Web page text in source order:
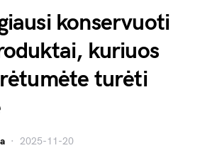
konservuoti
kuriuos
turėti
2025-11-20